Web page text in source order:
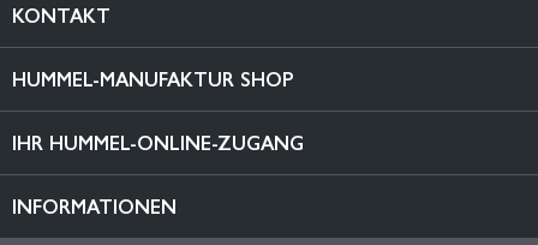
KONTAKT
HUMMEL-MANUFAKTUR SHOP
IHR HUMMEL-ONLINE-ZUGANG
INFORMATIONEN